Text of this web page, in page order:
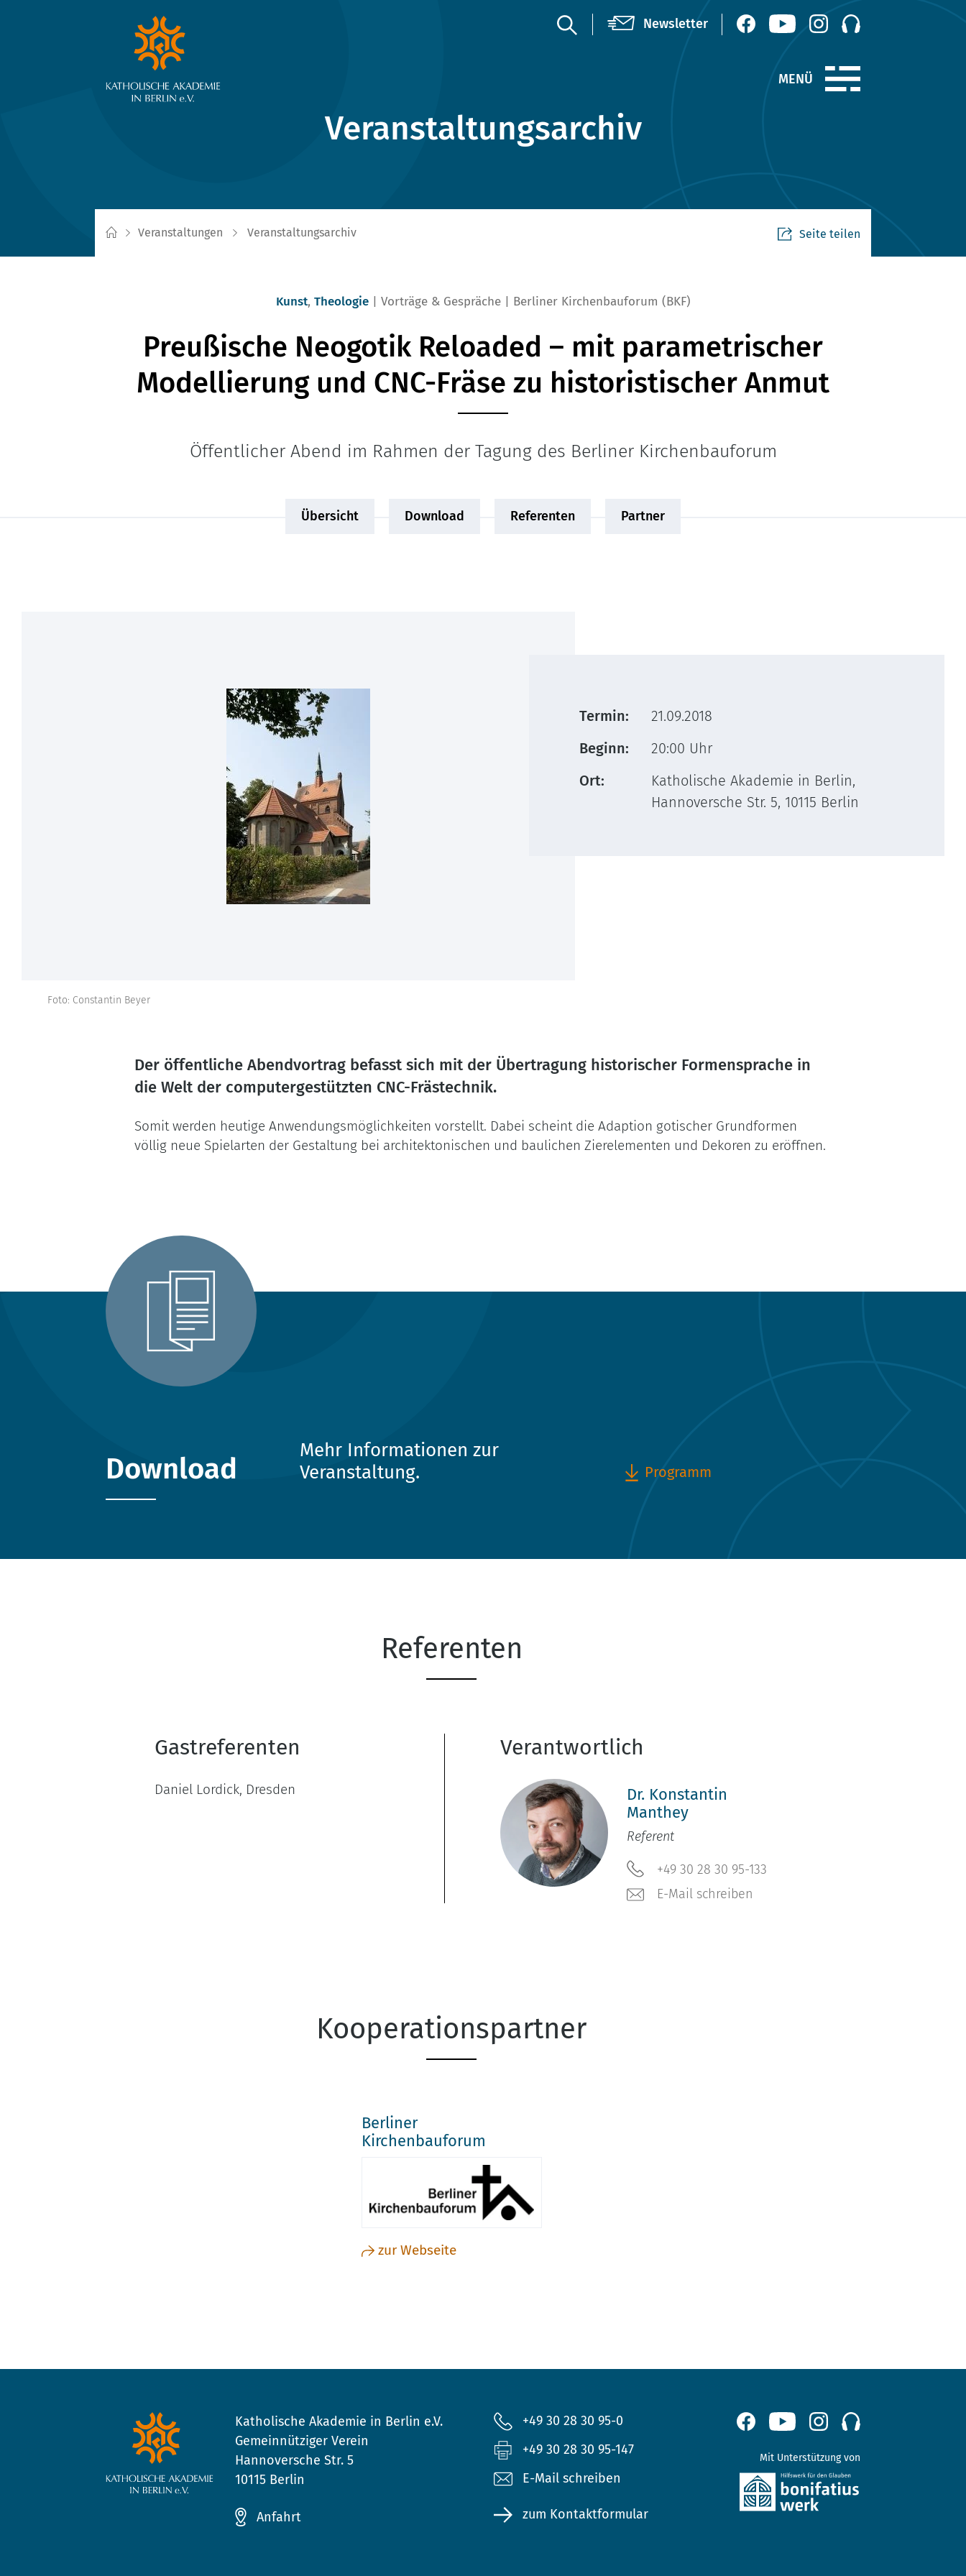
Veranstaltungsarchiv
Veranstaltungen Veranstaltungsarchiv Seite teilen
Kunst, Theologie Vorträge & Gespräche Berliner Kirchenbauforum (BKF)
Preußische Neogotik Reloaded – mit parametrischer
Modellierung und CNC-Fräse zu historistischer Anmut
Öffentlicher Abend im Rahmen der Tagung des Berliner Kirchenbauforum
Übersicht Download Referenten Partner
Foto: Constantin Beyer
Termin:
21.09.2018
Beginn:
20:00 Uhr
Ort:
Katholische Akademie in Berlin,
Hannoversche Str. 5, 10115 Berlin
Der öffentliche Abendvortrag befasst sich mit der Übertragung historischer Formensprache in
die Welt der computergestützten CNC-Frästechnik.
Somit werden heutige Anwendungsmöglichkeiten vorstellt. Dabei scheint die Adaption gotischer Grundformen
völlig neue Spielarten der Gestaltung bei architektonischen und baulichen Zierelementen und Dekoren zu eröffnen.
Download
Mehr Informationen zur
Veranstaltung.
Programm
Referenten
Gastreferenten
Daniel Lordick, Dresden
Verantwortlich
Dr. Konstantin
Manthey
Referent
+49 30 28 30 95-133
E-Mail schreiben
Kooperationspartner
Berliner
Kirchenbauforum
zur Webseite
Katholische Akademie in Berlin e.V.
Gemeinnütziger Verein
Hannoversche Str. 5
10115 Berlin
Anfahrt
+49 30 28 30 95-0
+49 30 28 30 95-147
E-Mail schreiben
zum Kontaktformular
Mit Unterstützung von